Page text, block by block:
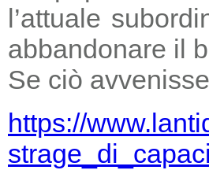
l’attuale
abbandonare il
Se ciò
https://